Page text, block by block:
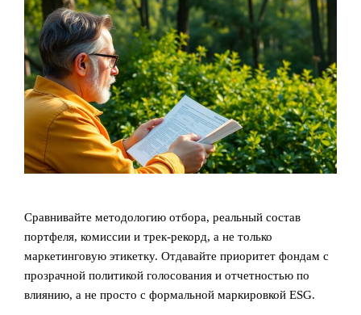
Сравнивайте методологию отбора, реальный состав
портфеля, комиссии и трек‑рекорд, а не только
маркетинговую этикетку. Отдавайте приоритет фондам с
прозрачной политикой голосования и отчетностью по
влиянию, а не просто с формальной маркировкой ESG.